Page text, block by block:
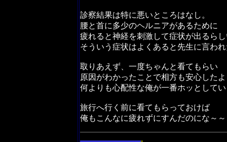
診察結果は特に悪いところはなし。
腰と首に多少のヘルニアがあるために
疲れると神経を刺激して症状が出るら
そういう症状はよくあると先生に言わ
取りあえず、一度ちゃんと看てもらい
原因がわかったことで相方も安心した
何よりも心配性な俺が一番ホッとして
旅行へ行く前に看てもらっておけば
俺もこんなに疲れずにすんだのにな～